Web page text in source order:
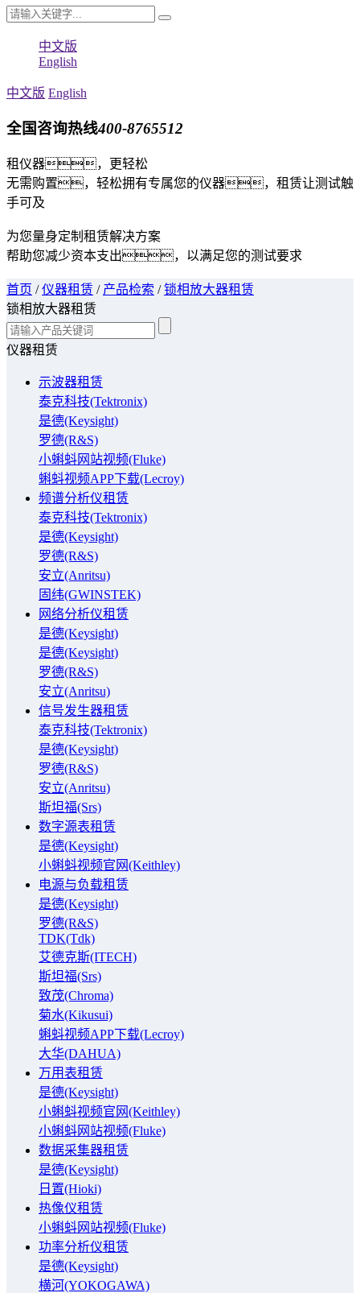
中文版
English
中文版 English
全国咨询热线400-8765512
租仪器，更轻松
无需购置，轻松拥有专属您的仪器，租赁让测试触
手可及
为您量身定制租赁解决方案
帮助您减少资本支出，以满足您的测试要求
首页 /仪器租赁 / 产品检索 /锁相放大器租赁
锁相放大器租赁
仪器租赁
示波器租赁
泰克科技(Tektronix)
是德(Keysight)
罗德(R&S)
小蝌蚪网站视频(Fluke)
蝌蚪视频APP下载(Lecroy)
频谱分析仪租赁
泰克科技(Tektronix)
是德(Keysight)
罗德(R&S)
安立(Anritsu)
固纬(GWINSTEK)
网络分析仪租赁
是德(Keysight)
是德(Keysight)
罗德(R&S)
安立(Anritsu)
信号发生器租赁
泰克科技(Tektronix)
是德(Keysight)
罗德(R&S)
安立(Anritsu)
斯坦福(Srs)
数字源表租赁
是德(Keysight)
小蝌蚪视频官网(Keithley)
电源与负载租赁
是德(Keysight)
罗德(R&S)
TDK(Tdk)
艾德克斯(ITECH)
斯坦福(Srs)
致茂(Chroma)
菊水(Kikusui)
蝌蚪视频APP下载(Lecroy)
大华(DAHUA)
万用表租赁
是德(Keysight)
小蝌蚪视频官网(Keithley)
小蝌蚪网站视频(Fluke)
数据采集器租赁
是德(Keysight)
日置(Hioki)
热像仪租赁
小蝌蚪网站视频(Fluke)
功率分析仪租赁
是德(Keysight)
横河(YOKOGAWA)